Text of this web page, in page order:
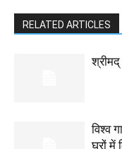
RELATED ARTICLES
विश्व
घरों में